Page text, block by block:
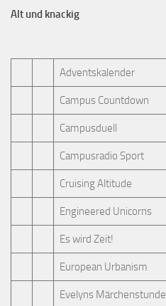
Alt und knackig
Adventskalender
Campus Countdown
Campusduell
Campusradio Sport
Cruising Altitude
Engineered Unicorns
Es wird Zeit!
European Urbanism
Evelyns Märchenstunde